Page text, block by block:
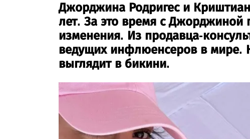
Джорджина Родригес и
лет. За это время с
изменения. Из продавца-
ведущих инфлюенсеров в мире.
выглядит в бикини.